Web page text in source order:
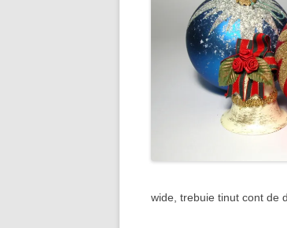
wide, trebuie tinut cont de